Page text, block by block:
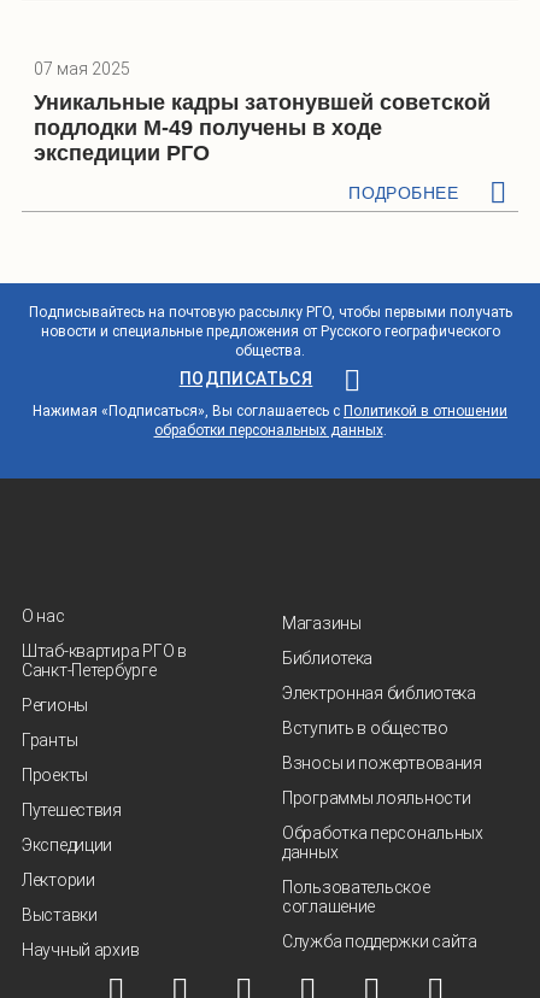
07 мая 2025
Уникальные кадры затонувшей советской
подлодки М-49 получены в ходе
экспедиции РГО
ПОДРОБНЕЕ
Подписывайтесь на почтовую рассылку РГО, чтобы первыми получать
новости и специальные предложения от Русского географического
общества.
ПОДПИСАТЬСЯ
Нажимая «Подписаться», Вы соглашаетесь с Политикой в отношении
обработки персональных данных.
О нас
Штаб-квартира РГО в
Санкт‑Петербурге
Регионы
Гранты
Проекты
Путешествия
Экспедиции
Лектории
Выставки
Научный архив
Магазины
Библиотека
Электронная библиотека
Вступить в общество
Взносы и пожертвования
Программы лояльности
Обработка персональных
данных
Пользовательское
соглашение
Служба поддержки сайта